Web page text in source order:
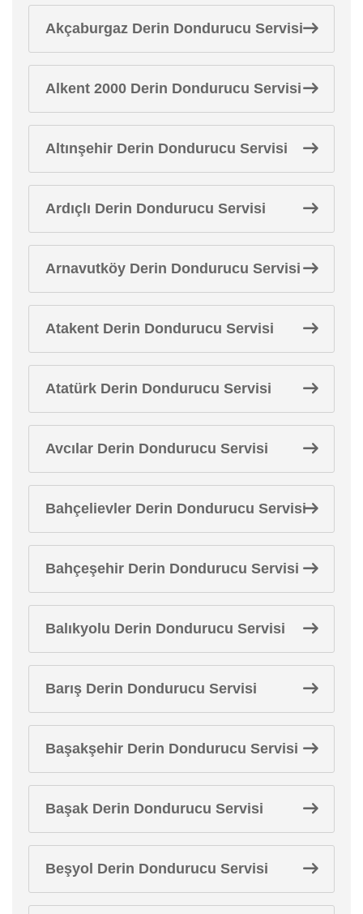
Akçaburgaz Derin Dondurucu Servisi
Alkent 2000 Derin Dondurucu Servisi
Altınşehir Derin Dondurucu Servisi
Ardıçlı Derin Dondurucu Servisi
Arnavutköy Derin Dondurucu Servisi
Atakent Derin Dondurucu Servisi
Atatürk Derin Dondurucu Servisi
Avcılar Derin Dondurucu Servisi
Bahçelievler Derin Dondurucu Servisi
Bahçeşehir Derin Dondurucu Servisi
Balıkyolu Derin Dondurucu Servisi
Barış Derin Dondurucu Servisi
Başakşehir Derin Dondurucu Servisi
Başak Derin Dondurucu Servisi
Beşyol Derin Dondurucu Servisi